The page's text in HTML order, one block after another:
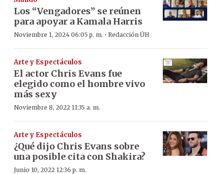
Los “Vengadores” se reúnen
para apoyar a Kamala Harris
Noviembre 1, 2024 06:05 p. m. · Redacción ÚH
Arte y Espectáculos
El actor Chris Evans fue
elegido como el hombre vivo
más sexy
Noviembre 8, 2022 11:35 a. m.
Arte y Espectáculos
¿Qué dijo Chris Evans sobre
una posible cita con Shakira?
Junio 10, 2022 12:36 p. m.